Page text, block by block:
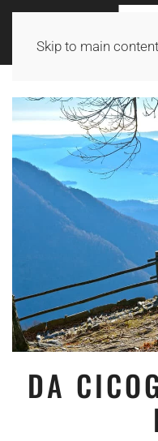
Skip to main content
DA